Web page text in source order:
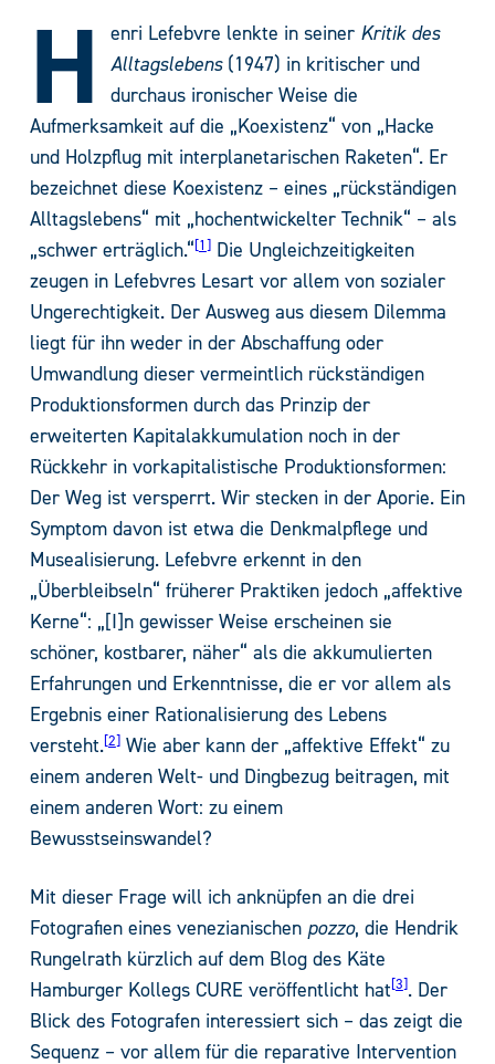
H enri Lefebvre lenkte in seiner Kritik des
Alltagslebens(1947) in kritischer und
durchaus ironischer Weise die
Aufmerksamkeit auf die „Koexistenz“ von „Hacke
und Holzpflug mit interplanetarischen Raketen“. Er
bezeichnet diese Koexistenz – eines „rückständigen
Alltagslebens“ mit „hochentwickelter Technik“ – als
„schwer erträglich.“ 1 Die Ungleichzeitigkeiten
zeugen in Lefebvres Lesart vor allem von sozialer
Ungerechtigkeit. Der Ausweg aus diesem Dilemma
liegt für ihn weder in der Abschaffung oder
Umwandlung dieser vermeintlich rückständigen
Produktionsformen durch das Prinzip der
erweiterten Kapitalakkumulation noch in der
Rückkehr in vorkapitalistische Produktionsformen:
Der Weg ist versperrt. Wir stecken in der Aporie. Ein
Symptom davon ist etwa die Denkmalpflege und
Musealisierung. Lefebvre erkennt in den
„Überbleibseln“ früherer Praktiken jedoch „affektive
Kerne“: „[I]n gewisser Weise erscheinen sie
schöner, kostbarer, näher“ als die akkumulierten
Erfahrungen und Erkenntnisse, die er vor allem als
Ergebnis einer Rationalisierung des Lebens
versteht. 2 Wie aber kann der „affektive Effekt“ zu
einem anderen Welt- und Dingbezug beitragen, mit
einem anderen Wort: zu einem
Bewusstseinswandel?
Mit dieser Frage will ich anknüpfen an die drei
Fotografien eines venezianischen pozzo, die Hendrik
Rungelrath kürzlich auf dem Blog des Käte
Hamburger Kollegs CURE veröffentlicht hat 3 . Der
Blick des Fotografen interessiert sich – das zeigt die
Sequenz – vor allem für die reparative Intervention